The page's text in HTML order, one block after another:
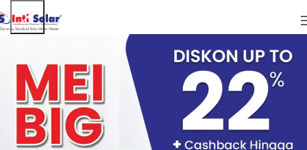
Penggunaan Air Hangat Dari Solar Water
Heater Untuk Pertolongan Asma Kambuh